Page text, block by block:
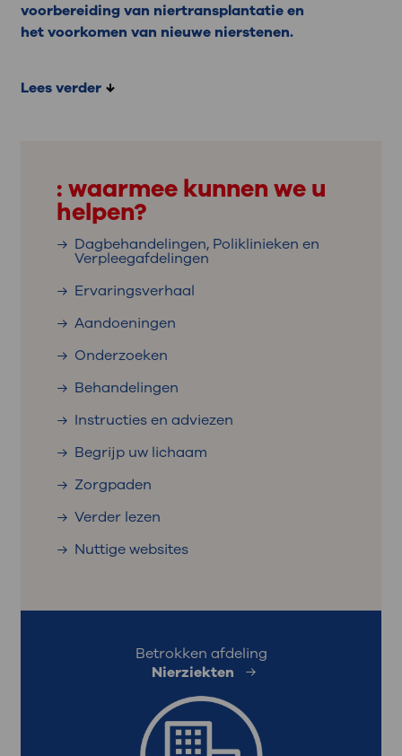
voorbereiding van niertransplantatie en
het voorkomen van nieuwe nierstenen.
Lees verder
: waarmee kunnen we u
helpen?
Dagbehandelingen, Poliklinieken en
Verpleegafdelingen
Ervaringsverhaal
Aandoeningen
Onderzoeken
Behandelingen
Instructies en adviezen
Begrijp uw lichaam
Zorgpaden
Verder lezen
Nuttige websites
Betrokken afdeling
Nierziekten